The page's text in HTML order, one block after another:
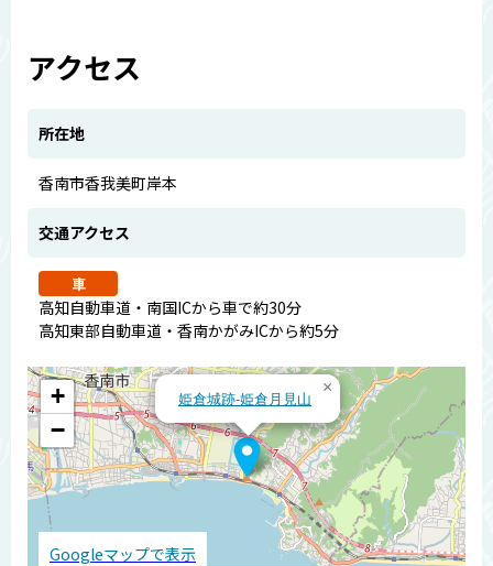
アクセス
所在地
香南市香我美町岸本
交通アクセス
車
高知自動車道・南国ICから車で約30分
高知東部自動車道・香南かがみICから約5分
姫倉城跡-姫倉月見山
×
+
−
Googleマップで表示